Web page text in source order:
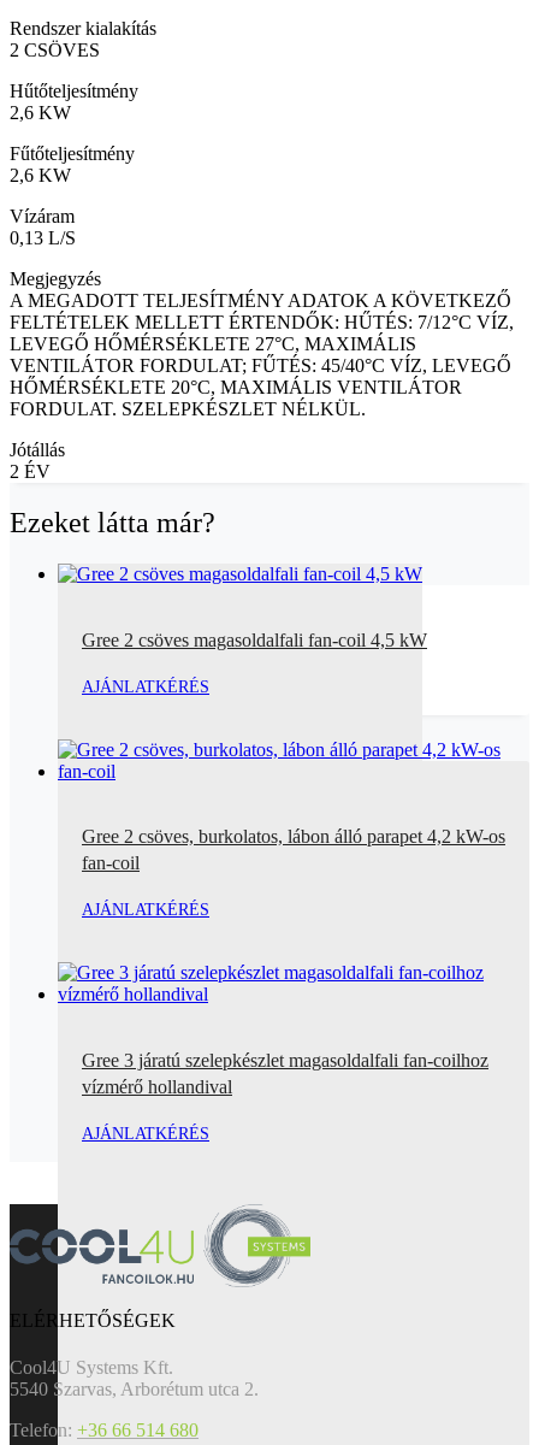
Rendszer kialakítás
2 CSÖVES
Hűtőteljesítmény
2,6 KW
Fűtőteljesítmény
2,6 KW
Vízáram
0,13 L/S
Megjegyzés
A MEGADOTT TELJESÍTMÉNY ADATOK A KÖVETKEZŐ
FELTÉTELEK MELLETT ÉRTENDŐK: HŰTÉS: 7/12°C VÍZ,
LEVEGŐ HŐMÉRSÉKLETE 27°C, MAXIMÁLIS
VENTILÁTOR FORDULAT; FŰTÉS: 45/40°C VÍZ, LEVEGŐ
HŐMÉRSÉKLETE 20°C, MAXIMÁLIS VENTILÁTOR
FORDULAT. SZELEPKÉSZLET NÉLKÜL.
Jótállás
2 ÉV
Ezeket látta már?
Gree 2 csöves magasoldalfali fan-coil 4,5 kW
AJÁNLATKÉRÉS
Gree 2 csöves, burkolatos, lábon álló parapet 4,2 kW-os
fan-coil
AJÁNLATKÉRÉS
Gree 3 járatú szelepkészlet magasoldalfali fan-coilhoz
vízmérő hollandival
AJÁNLATKÉRÉS
ELÉRHETŐSÉGEK
Cool4U Systems Kft.
5540 Szarvas, Arborétum utca 2.
Telefon: +36 66 514 680